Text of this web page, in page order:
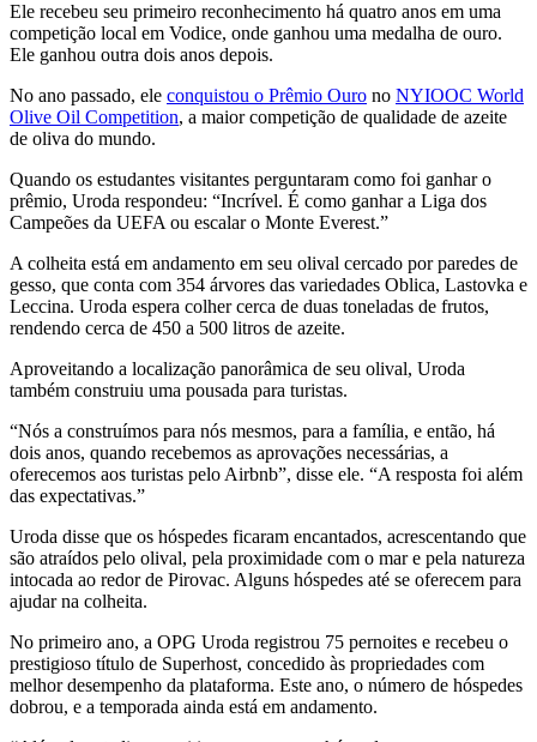
Ele recebeu seu primeiro reconhecimento há quatro anos em uma
competição local em Vodice, onde ganhou uma medalha de ouro.
Ele ganhou outra dois anos depois.
No ano passado, ele conquistou o Prêmio Ouro no NYIOOC World
Olive Oil Competition, a maior competição de qualidade de azeite
de oliva do mundo.
Quando os estudantes visitantes perguntaram como foi ganhar o
prêmio, Uroda respondeu: “Incrível. É como ganhar a Liga dos
Campeões da UEFA ou escalar o Monte Everest.”
A colheita está em andamento em seu olival cercado por paredes de
gesso, que conta com 354 árvores das variedades Oblica, Lastovka e
Leccina. Uroda espera colher cerca de duas toneladas de frutos,
rendendo cerca de 450 a 500 litros de azeite.
Aproveitando a localização panorâmica de seu olival, Uroda
também construiu uma pousada para turistas.
“Nós a construímos para nós mesmos, para a família, e então, há
dois anos, quando recebemos as aprovações necessárias, a
oferecemos aos turistas pelo Airbnb”, disse ele. “A resposta foi além
das expectativas.”
Uroda disse que os hóspedes ficaram encantados, acrescentando que
são atraídos pelo olival, pela proximidade com o mar e pela natureza
intocada ao redor de Pirovac. Alguns hóspedes até se oferecem para
ajudar na colheita.
No primeiro ano, a OPG Uroda registrou 75 pernoites e recebeu o
prestigioso título de Superhost, concedido às propriedades com
melhor desempenho da plataforma. Este ano, o número de hóspedes
dobrou, e a temporada ainda está em andamento.